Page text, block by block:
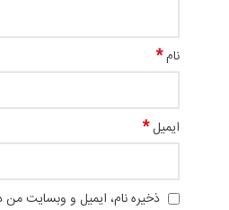
نام*
ایمیل*
ذخیره نام، ایمیل و وبسایت من